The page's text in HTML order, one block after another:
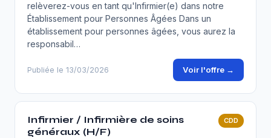
relèverez-vous en tant qu'Infirmier(e) dans notre
Établissement pour Personnes Âgées Dans un
établissement pour personnes âgées, vous aurez la
responsabil…
Publiée le 13/03/2026 Voir l'offre →
Infirmier / Infirmière de soins
généraux (H/F)
CDD